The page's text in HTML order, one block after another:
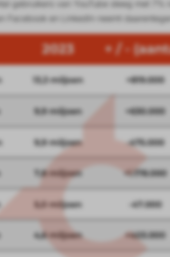
gebruikers van YouTube steeg met 7%
Facebook en LinkedIn neemt